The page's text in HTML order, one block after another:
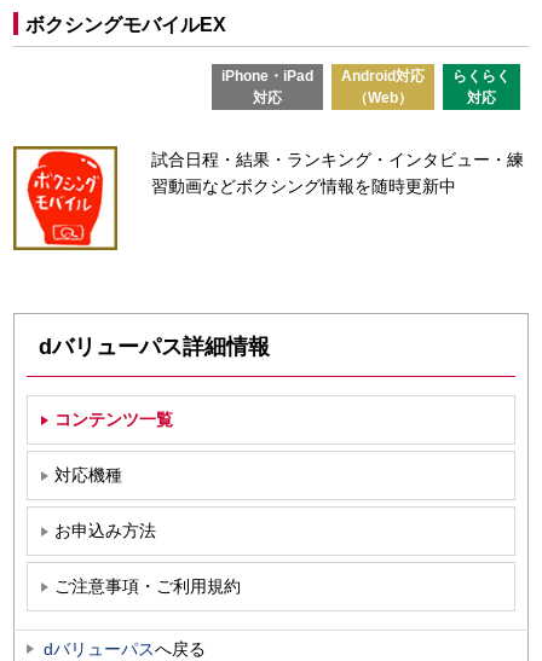
ボクシングモバイルEX
iPhone・iPad
対応
Android対応
（Web）
らくらく
対応
試合日程・結果・ランキング・インタビュー・練
習動画などボクシング情報を随時更新中
dバリューパス詳細情報
コンテンツ一覧
対応機種
お申込み方法
ご注意事項・ご利用規約
dバリューパスへ戻る